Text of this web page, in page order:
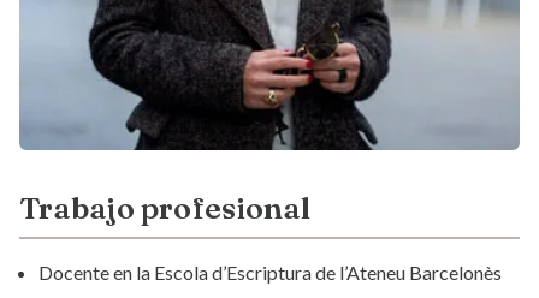
Trabajo profesional
Docente en la Escola d’Escriptura de l’Ateneu Barcelonès